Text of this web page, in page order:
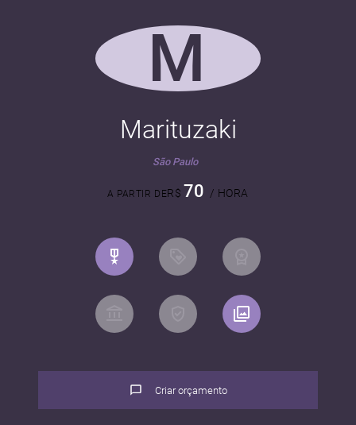
M
Marituzaki
São Paulo
A PARTIR DER$ 70 / HORA
Criar orçamento